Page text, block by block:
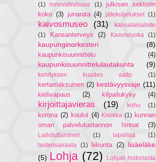
(1)
innovatiivisuus (1)
julkisen sektorin
koko (3) junarata (4) jätekuljetukset (1)
kaivosmuseo (31)
kansalaisaloite
(1)
Kansanterveys (2) Kasvisruoka (1)
kaupunginorkesteri (8)
kaupunkisuunnittelu (4)
kaupunkisuunnittelulautakunta (9)
kehityksen kuudes aalto (1)
kertamaksuinen (2) kestävyysvaje (11)
kielivapaus (2) kilpailukyky (4)
kirjoittajavieras (19) kohu (1)
korona (2) koulut (4) Kreikka (1) kunnan
oman palvelutuotannon hinnat
(3)
Laihduttaminen (1) lapsilisä
(1)
lastensairaala
(1) liikunta (2)
lisäeläke
(5) Lohja (72) Lohjan historiasta